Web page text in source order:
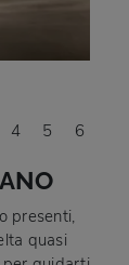
4 5 6
presenti,
quasi